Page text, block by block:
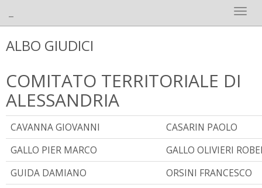
ALBO GIUDICI
COMITATO TERRITORIALE DI
ALESSANDRIA
CAVANNA GIOVANNI
CASARIN PAOLO
GALLO PIER MARCO
GALLO OLIVIERI
GUIDA DAMIANO
ORSINI FRANCESCO